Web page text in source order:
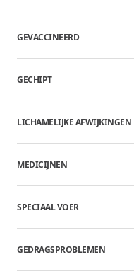
GEVACCINEERD
GECHIPT
LICHAMELIJKE AFWIJKINGEN
MEDICIJNEN
SPECIAAL VOER
GEDRAGSPROBLEMEN